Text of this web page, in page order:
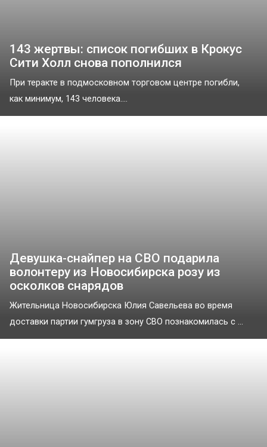
143 жертвы: список погибших в Крокус
Сити Холл снова пополнился
При теракте в подмосковном торговом центре погибли,
как минимум, 143 человека....
Девушка-снайпер на СВО подарила
волонтеру из Новосибирска розу из
осколков снарядов
Жительница Новосибирска Юлия Савельева во время
доставки партии гумгруза в зону СВО познакомилась с ...